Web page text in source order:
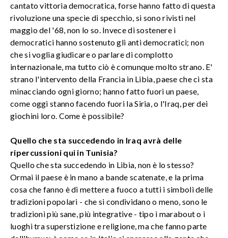
cantato vittoria democratica, forse hanno fatto di questa
rivoluzione una specie di specchio, si sono rivisti nel
maggio del '68, non lo so. Invece di sostenere i
democratici hanno sostenuto gli anti democratici; non
che si voglia giudicare o parlare di complotto
internazionale, ma tutto ciò è comunque molto strano. E'
strano l'intervento della Francia in Libia, paese che ci sta
minacciando ogni giorno; hanno fatto fuori un paese,
come oggi stanno facendo fuori la Siria, o l'Iraq, per dei
giochini loro. Come è possibile?
Quello che sta succedendo in Iraq avrà delle
ripercussioni qui in Tunisia?
Quello che sta succedendo in Libia, non è lo stesso?
Ormai il paese è in mano a bande scatenate, e la prima
cosa che fanno è di mettere a fuoco a tutti i simboli delle
tradizioni popolari - che si condividano o meno, sono le
tradizioni più sane, più integrative - tipo i marabout o i
luoghi tra superstizione e religione, ma che fanno parte